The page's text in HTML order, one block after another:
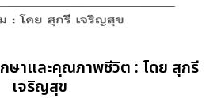
ษาและคุณภาพชีวิต : โดย สุกรี
เจริญสุข